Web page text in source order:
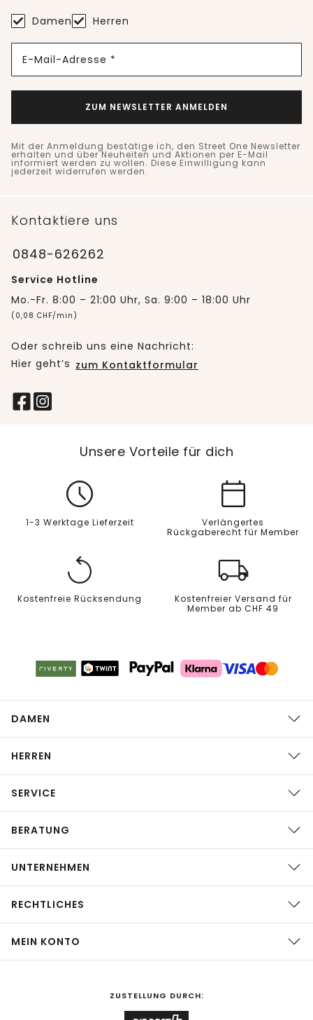
Damen Herren
E-Mail-Adresse *
ZUM NEWSLETTER ANMELDEN
Mit der Anmeldung bestätige ich, den Street One Newsletter
erhalten und über Neuheiten und Aktionen per E-Mail
informiert werden zu wollen. Diese Einwilligung kann
jederzeit widerrufen werden.
Kontaktiere uns
0848-626262
Service Hotline
Mo.-Fr. 8:00 – 21:00 Uhr, Sa. 9:00 – 18:00 Uhr
(0,08 CHF/min)
Oder schreib uns eine Nachricht:
Hier geht’s zum Kontaktformular
Unsere Vorteile für dich
1-3 Werktage Lieferzeit
Verlängertes
Rückgaberecht für Member
Kostenfreie Rücksendung
Kostenfreier Versand für
Member ab CHF 49
DAMEN
HERREN
SERVICE
BERATUNG
UNTERNEHMEN
RECHTLICHES
MEIN KONTO
ZUSTELLUNG DURCH: